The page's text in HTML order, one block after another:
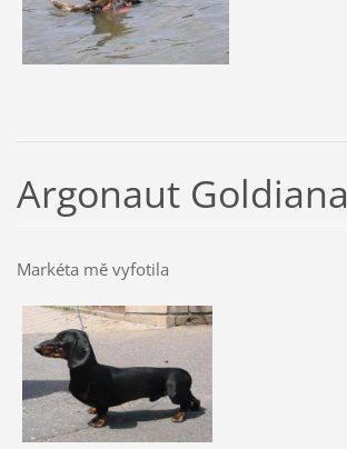
Argonaut Goldiana
Markéta mě vyfotila